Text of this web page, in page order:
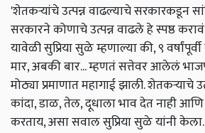
'शेतकऱ्यांचे उत्पन्न वाढल्याचे सरकारकडून
सरकारने कोणाचे उत्पन्न वाढले हे स्पष्ठ
यावेळी सुप्रिया सुळे म्हणाल्या की, ९
मार, अबकी बार... म्हणतं सत्तेवर आलेलं
मोठ्या प्रमाणात महागाई झाली. शेतकऱ्याचे
कांदा, डाळ, तेल, दूधाला भाव देत नाही
करताय, असा सवाल सुप्रिया सुळे यांनी केला.